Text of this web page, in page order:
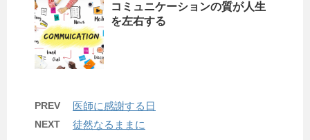
コミュニケーションの質が人生
を左右する
PREV 医師に感謝する日
NEXT 徒然なるままに